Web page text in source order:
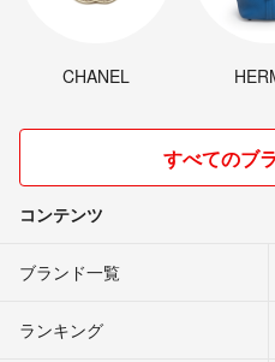
CHANEL
すべてのブ
コンテンツ
ブランド一覧
ランキング